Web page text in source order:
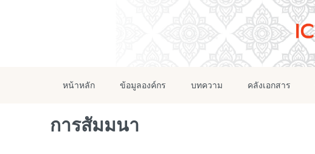
หน้าหลัก ข้อมูลองค์กร บทความ คลังเอกสาร
การสัมมนา